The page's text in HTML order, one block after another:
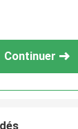
Continuer